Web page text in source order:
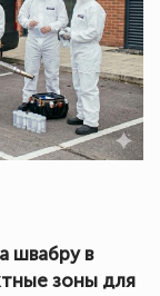
швабру в
зоны для